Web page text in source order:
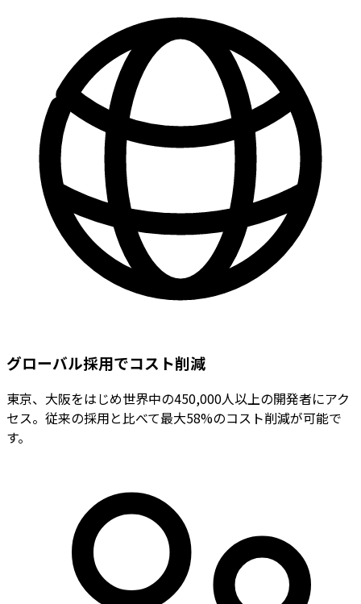
グローバル採用でコスト削減
東京、大阪をはじめ世界中の450,000人以上の開発者にアク
セス。従来の採用と比べて最大58%のコスト削減が可能で
す。